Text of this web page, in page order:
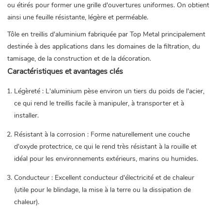
ou étirés pour former une grille d'ouvertures uniformes. On obtient
ainsi une feuille résistante, légère et perméable.
Tôle en treillis d'aluminium fabriquée par Top Metal principalement
destinée à des applications dans les domaines de la filtration, du
tamisage, de la construction et de la décoration.
Caractéristiques et avantages clés
Légèreté : L'aluminium pèse environ un tiers du poids de l'acier,
ce qui rend le treillis facile à manipuler, à transporter et à
installer.
Résistant à la corrosion : Forme naturellement une couche
d'oxyde protectrice, ce qui le rend très résistant à la rouille et
idéal pour les environnements extérieurs, marins ou humides.
Conducteur : Excellent conducteur d'électricité et de chaleur
(utile pour le blindage, la mise à la terre ou la dissipation de
chaleur).